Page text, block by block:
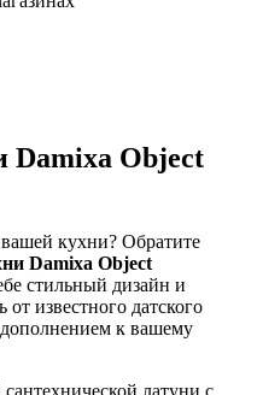
Damixa Object
кухни? Обратите
Damixa Object
стильный дизайн и
от известного датского
к вашему
латуни с